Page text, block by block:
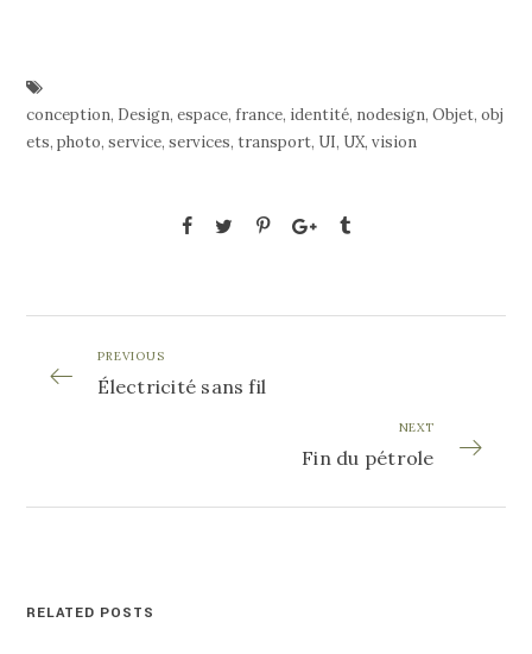
conception, Design,espace,france, identité, nodesign,Objet,obj
ets,photo,service,services,transport, UI, UX,vision
PREVIOUS
Électricité sans fil
NEXT
Fin du pétrole
RELATED POSTS